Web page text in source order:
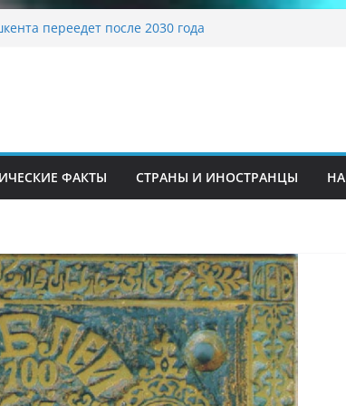
узоры: символика и
Алины Загитовой
университетских клиник
из ключевых перекрёстков
ФАКТЫ СТРАНЫ И ИНОСТРАНЦЫ